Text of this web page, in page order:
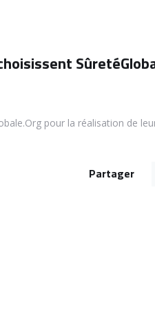
pour la réalisation de
Partager